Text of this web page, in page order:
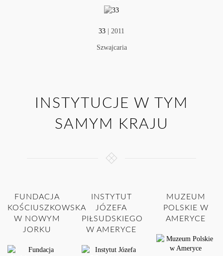
33 | 2011
Szwajcaria
INSTYTUCJE W TYM
SAMYM KRAJU
FUNDACJA
KOŚCIUSZKOWSKA
W NOWYM
JORKU
INSTYTUT
JÓZEFA
PIŁSUDSKIEGO
W AMERYCE
MUZEUM
POLSKIE W
AMERYCE